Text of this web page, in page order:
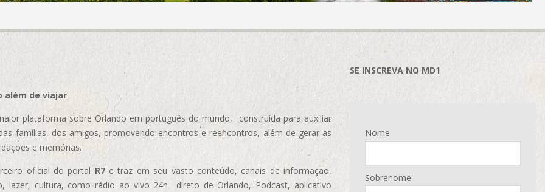
além de viajar
plataforma sobre Orlando em português do mundo, construída para auxiliar
famílias, dos amigos, promovendo encontros e reencontros, além de gerar as
e memórias.
oficial do portal R7e traz em seu vasto conteúdo, canais de informação,
lazer, cultura, como rádio ao vivo 24h direto de Orlando, Podcast, aplicativo
SE INSCREVA NO MD1
Nome
Sobrenome